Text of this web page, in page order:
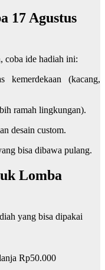
17 Agustus
coba ide hadiah ini:
(kacang,
ramah lingkungan).
desain custom.
bisa dibawa pulang.
Lomba
yang bisa dipakai
Rp50.000